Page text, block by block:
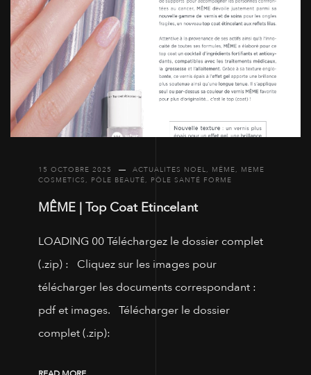
15 OCTOBRE 2025 ACTUALITES NOEL, MÊME, MEME
COSMETICS, PÔLE BEAUTÉ, PÔLE SANTÉ FORME
MÊME | Top Coat Etincelant
LOADING 00 Téléchargez le dossier complet
(.zip) : Cliquez sur les images pour
télécharger les documents correspondant :
pdf et images. Télécharger le dossier
complet (.zip):